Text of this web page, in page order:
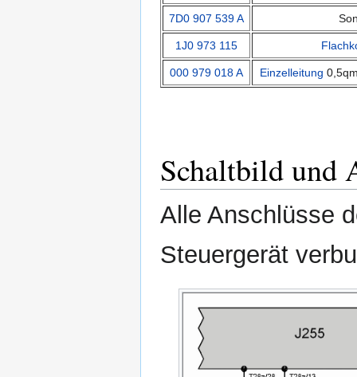
7D0 907 539 A
1J0 973 115
000 979 018 A Einzelleitung
Schaltbild und
Alle Anschlüsse
Steuergerät